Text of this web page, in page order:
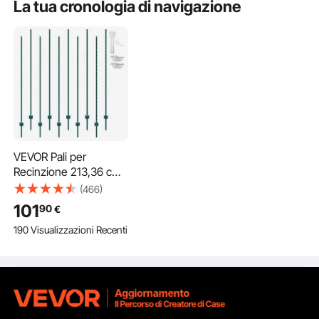
La tua cronologia di navigazione
VEVOR Pali per
Recinzione 213,36 cm
Pali per Recinzione in
Metallo Pesante da 10
Pali a T, Pali per
Recinzione in Acciaio
per Esterni, Verde
(466)
10190€
190 Visualizzazioni Recenti